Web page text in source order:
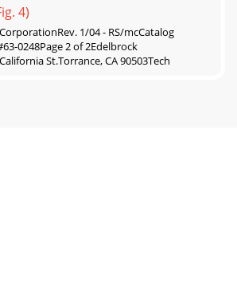
4)
1/04 - RS/mcCatalog
0248Page 2 of 2Edelbrock
St.Torrance, CA 90503Tech